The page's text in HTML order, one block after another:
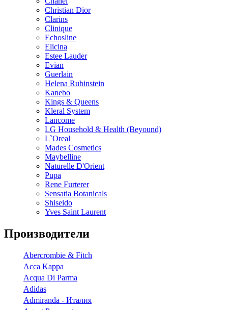
Christian Dior
Clarins
Clinique
Echosline
Elicina
Estee Lauder
Evian
Guerlain
Helena Rubinstein
Kanebo
Kings & Queens
Kleral System
Lancome
LG Household & Health (Beyound)
L`Oreal
Mades Cosmetics
Maybelline
Naturelle D'Orient
Pupa
Rene Furterer
Sensatia Botanicals
Shiseido
Yves Saint Laurent
Производители
Abercrombie & Fitch
Acca Kappa
Acqua Di Parma
Adidas
Admiranda - Италия